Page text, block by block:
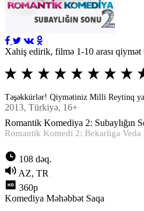
Xahiş edirik, filmə 1-10 arası qiymət
Təşəkkürlər! Qiymətiniz Milli Reytinq
2013, Türkiyə, 16+
Romantik Komediya 2: Subaylığın
Romantik Komedi 2: Bekarliga Veda
108 dəq.
AZ, TR
360p
Komediya Məhəbbət Saqa